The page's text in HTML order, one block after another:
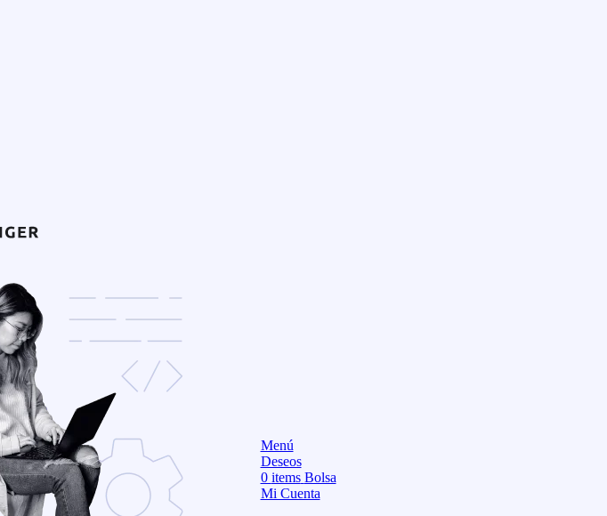
Menú
Deseos
0 items Bolsa
Mi Cuenta